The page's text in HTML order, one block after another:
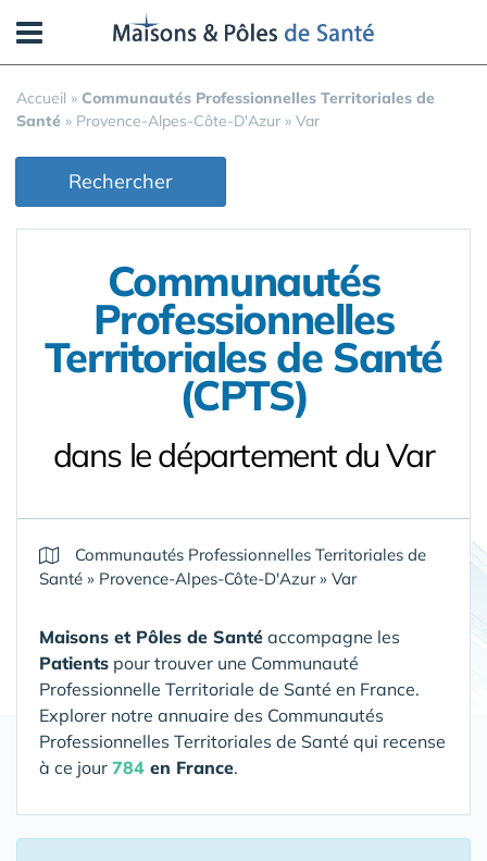
Accueil » Communautés Professionnelles Territoriales de
Santé » Provence-Alpes-Côte-D'Azur » Var
Rechercher
Communautés
Professionnelles
Territoriales de Santé
(CPTS)
dans le département du Var
Communautés Professionnelles Territoriales de
Santé » Provence-Alpes-Côte-D'Azur» Var
Maisons et Pôles de Santé accompagne les
Patients pour trouver une Communauté
Professionnelle Territoriale de Santé en France.
Explorer notre annuaire des Communautés
Professionnelles Territoriales de Santé qui recense
à ce jour 784 en France.
Panneau de gestion des cookies